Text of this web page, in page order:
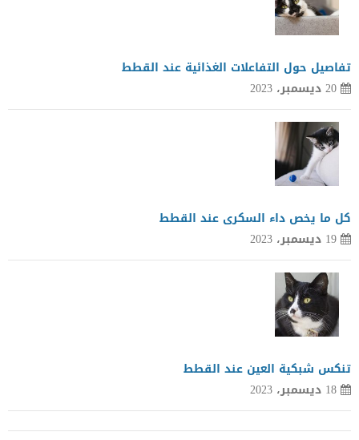
تفاصيل حول التفاعلات الغذائية عند القطط
20 ديسمبر، 2023
كل ما يخص داء السكرى عند القطط
19 ديسمبر، 2023
تنكس شبكية العين عند القطط
18 ديسمبر، 2023